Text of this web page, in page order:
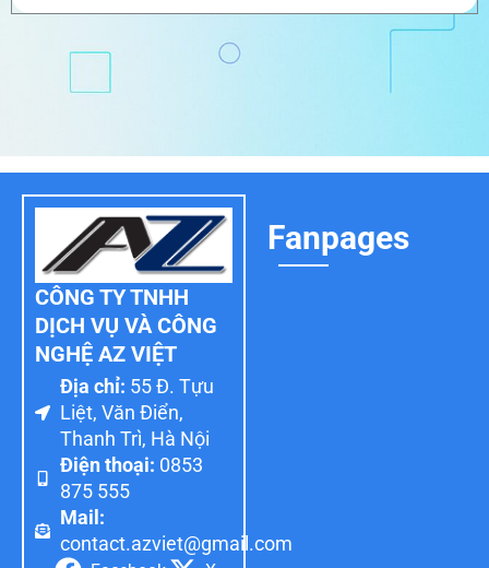
CÔNG TY TNHH
DỊCH VỤ VÀ CÔNG
NGHỆ AZ VIỆT
Địa chỉ: 55 Đ. Tựu
Liệt, Văn Điển,
Thanh Trì, Hà Nội
Điện thoại: 0853
875 555
Mail:
contact.azviet@gmail.com
Fanpages